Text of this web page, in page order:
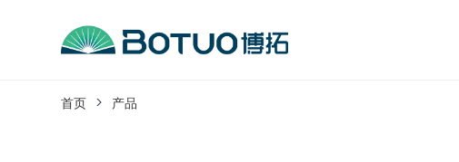
客户服务
首页 产品